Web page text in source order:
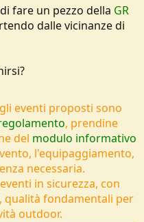
fare un pezzo della GR
dalle vicinanze di
gli eventi proposti sono
, prendine
del modulo informativo
l'equipaggiamento,
necessaria.
in sicurezza, con
qualità fondamentali per
outdoor.